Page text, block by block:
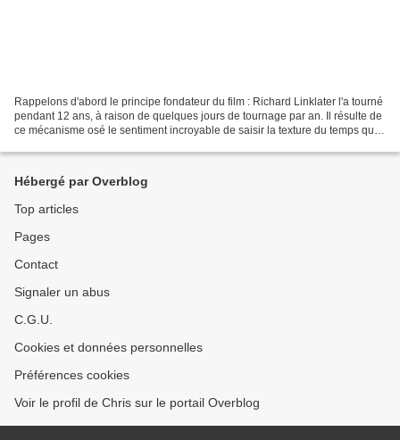
Rappelons d'abord le principe fondateur du film : Richard Linklater l'a tourné
pendant 12 ans, à raison de quelques jours de tournage par an. Il résulte de
ce mécanisme osé le sentiment incroyable de saisir la texture du temps qui
Hébergé par Overblog
Top articles
Pages
Contact
Signaler un abus
C.G.U.
Cookies et données personnelles
Préférences cookies
Voir le profil de Chris sur le portail Overblog